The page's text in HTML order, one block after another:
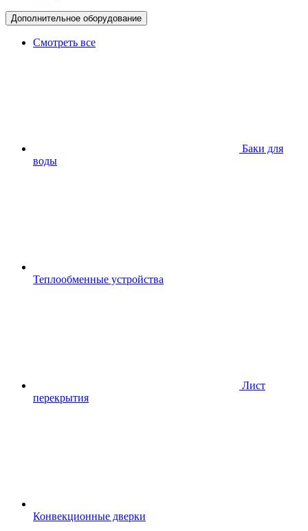
Дополнительное оборудование
Смотреть все
Баки для
воды
Теплообменные устройства
Лист
перекрытия
Конвекционные дверки